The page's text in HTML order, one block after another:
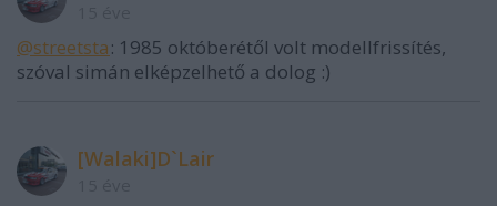
@streetsta: 1985 októberétől volt modellfrissítés,
szóval simán elképzelhető a dolog :)
[Walaki]D`Lair